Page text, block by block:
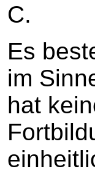
C.
Es
im
hat